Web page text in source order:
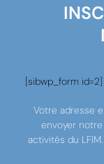
[sibwp_form id=2]
Votre adresse
envoyer
activités du